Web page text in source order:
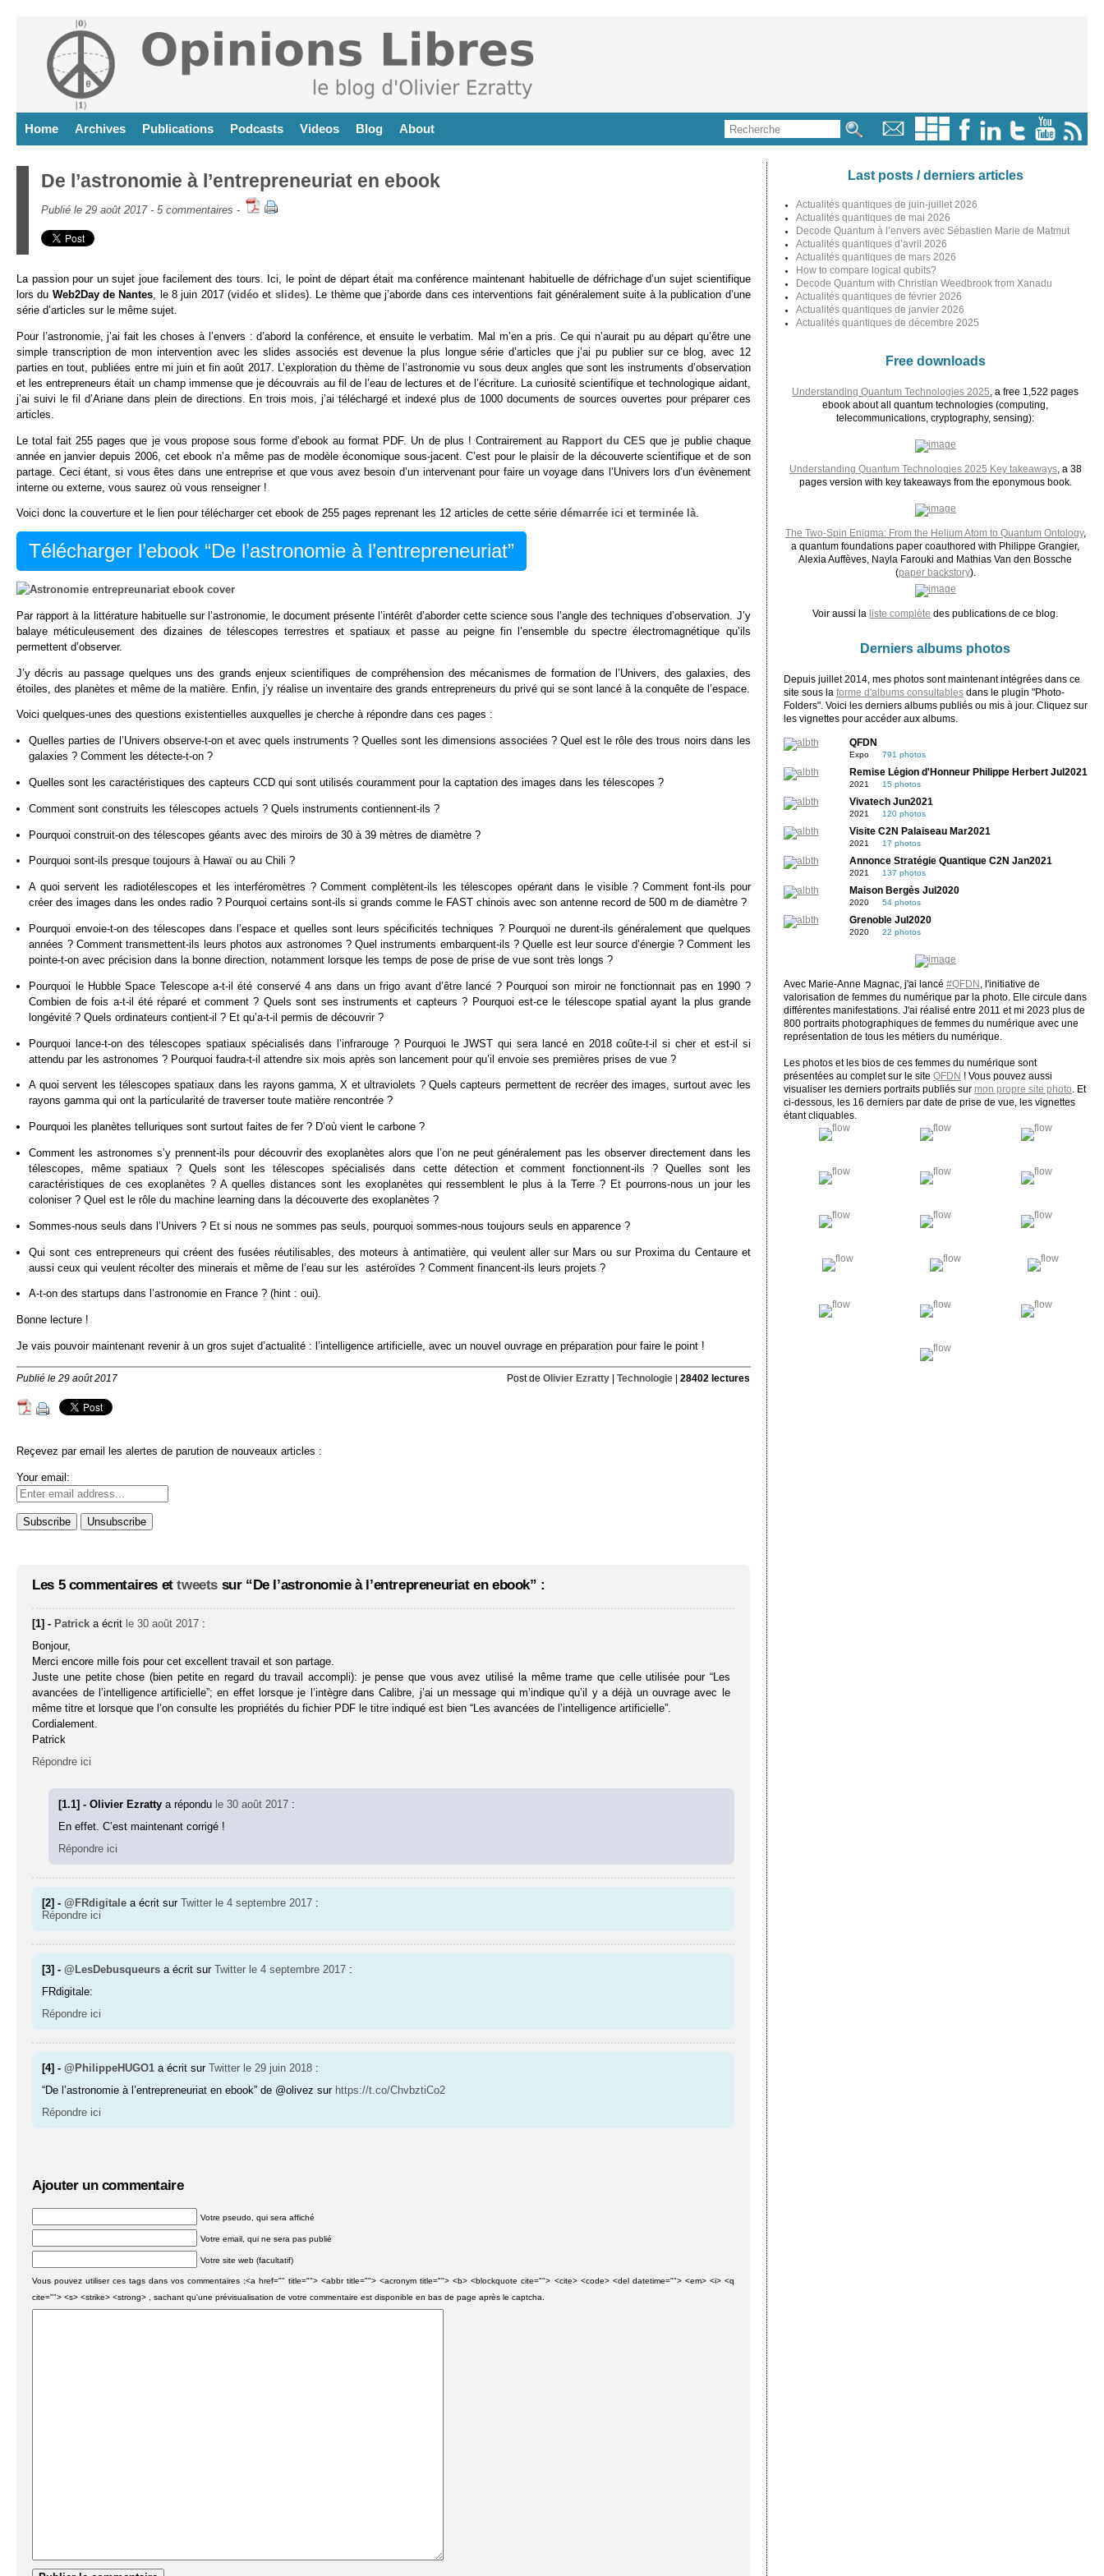
Home Archives Publications Podcasts Videos Blog About
De l’astronomie à l’entrepreneuriat en ebook
Publié le 29 août 2017 - 5 commentaires -
La passion pour un sujet joue facilement des tours. Ici, le point de départ était ma conférence maintenant habituelle de défrichage d’un sujet scientifique
lors du Web2Day de Nantes, le 8 juin 2017 (vidéo et slides). Le thème que j’aborde dans ces interventions fait généralement suite à la publication d’une
série d’articles sur le même sujet.
Pour l’astronomie, j’ai fait les choses à l’envers : d’abord la conférence, et ensuite le verbatim. Mal m’en a pris. Ce qui n’aurait pu au départ qu’être une
simple transcription de mon intervention avec les slides associés est devenue la plus longue série d’articles que j’ai pu publier sur ce blog, avec 12
parties en tout, publiées entre mi juin et fin août 2017. L’exploration du thème de l’astronomie vu sous deux angles que sont les instruments d’observation
et les entrepreneurs était un champ immense que je découvrais au fil de l’eau de lectures et de l’écriture. La curiosité scientifique et technologique aidant,
j’ai suivi le fil d’Ariane dans plein de directions. En trois mois, j’ai téléchargé et indexé plus de 1000 documents de sources ouvertes pour préparer ces
articles.
Le total fait 255 pages que je vous propose sous forme d’ebook au format PDF. Un de plus ! Contrairement au Rapport du CESque je publie chaque
année en janvier depuis 2006, cet ebook n’a même pas de modèle économique sous-jacent. C’est pour le plaisir de la découverte scientifique et de son
partage. Ceci étant, si vous êtes dans une entreprise et que vous avez besoin d’un intervenant pour faire un voyage dans l’Univers lors d’un évènement
interne ou externe, vous saurez où vous renseigner !
Voici donc la couverture et le lien pour télécharger cet ebook de 255 pages reprenant les 12 articles de cette série démarrée ici et terminée là.
Télécharger l’ebook “De l’astronomie à l’entrepreneuriat”
Par rapport à la littérature habituelle sur l’astronomie, le document présente l’intérêt d’aborder cette science sous l’angle des techniques d’observation. J’y
balaye méticuleusement des dizaines de télescopes terrestres et spatiaux et passe au peigne fin l’ensemble du spectre électromagnétique qu’ils
permettent d’observer.
J’y décris au passage quelques uns des grands enjeux scientifiques de compréhension des mécanismes de formation de l’Univers, des galaxies, des
étoiles, des planètes et même de la matière. Enfin, j’y réalise un inventaire des grands entrepreneurs du privé qui se sont lancé à la conquête de l’espace.
Voici quelques-unes des questions existentielles auxquelles je cherche à répondre dans ces pages :
Quelles parties de l’Univers observe-t-on et avec quels instruments ? Quelles sont les dimensions associées ? Quel est le rôle des trous noirs dans les
galaxies ? Comment les détecte-t-on ?
Quelles sont les caractéristiques des capteurs CCD qui sont utilisés couramment pour la captation des images dans les télescopes ?
Comment sont construits les télescopes actuels ? Quels instruments contiennent-ils ?
Pourquoi construit-on des télescopes géants avec des miroirs de 30 à 39 mètres de diamètre ?
Pourquoi sont-ils presque toujours à Hawaï ou au Chili ?
A quoi servent les radiotélescopes et les interféromètres ? Comment complètent-ils les télescopes opérant dans le visible ? Comment font-ils pour
créer des images dans les ondes radio ? Pourquoi certains sont-ils si grands comme le FAST chinois avec son antenne record de 500 m de diamètre ?
Pourquoi envoie-t-on des télescopes dans l’espace et quelles sont leurs spécificités techniques ? Pourquoi ne durent-ils généralement que quelques
années ? Comment transmettent-ils leurs photos aux astronomes ? Quel instruments embarquent-ils ? Quelle est leur source d’énergie ? Comment les
pointe-t-on avec précision dans la bonne direction, notamment lorsque les temps de pose de prise de vue sont très longs ?
Pourquoi le Hubble Space Telescope a-t-il été conservé 4 ans dans un frigo avant d’être lancé ? Pourquoi son miroir ne fonctionnait pas en 1990 ?
Combien de fois a-t-il été réparé et comment ? Quels sont ses instruments et capteurs ? Pourquoi est-ce le télescope spatial ayant la plus grande
longévité ? Quels ordinateurs contient-il ? Et qu’a-t-il permis de découvrir ?
Pourquoi lance-t-on des télescopes spatiaux spécialisés dans l’infrarouge ? Pourquoi le JWST qui sera lancé en 2018 coûte-t-il si cher et est-il si
attendu par les astronomes ? Pourquoi faudra-t-il attendre six mois après son lancement pour qu’il envoie ses premières prises de vue ?
A quoi servent les télescopes spatiaux dans les rayons gamma, X et ultraviolets ? Quels capteurs permettent de recréer des images, surtout avec les
rayons gamma qui ont la particularité de traverser toute matière rencontrée ?
Pourquoi les planètes telluriques sont surtout faites de fer ? D’où vient le carbone ?
Comment les astronomes s’y prennent-ils pour découvrir des exoplanètes alors que l’on ne peut généralement pas les observer directement dans les
télescopes, même spatiaux ? Quels sont les télescopes spécialisés dans cette détection et comment fonctionnent-ils ? Quelles sont les
caractéristiques de ces exoplanètes ? A quelles distances sont les exoplanètes qui ressemblent le plus à la Terre ? Et pourrons-nous un jour les
coloniser ? Quel est le rôle du machine learning dans la découverte des exoplanètes ?
Sommes-nous seuls dans l’Univers ? Et si nous ne sommes pas seuls, pourquoi sommes-nous toujours seuls en apparence ?
Qui sont ces entrepreneurs qui créent des fusées réutilisables, des moteurs à antimatière, qui veulent aller sur Mars ou sur Proxima du Centaure et
aussi ceux qui veulent récolter des minerais et même de l’eau sur les astéroïdes ? Comment financent-ils leurs projets ?
A-t-on des startups dans l’astronomie en France ? (hint : oui).
Bonne lecture !
Je vais pouvoir maintenant revenir à un gros sujet d’actualité : l’intelligence artificielle, avec un nouvel ouvrage en préparation pour faire le point !
Publié le 29 août 2017 Post de Olivier Ezratty| Technologie| 28402 lectures
Reçevez par email les alertes de parution de nouveaux articles :
Your email:
Les 5 commentaires ettweets sur “De l’astronomie à l’entrepreneuriat en ebook” :
[1] - Patrick a écrit le 30 août 2017 :
Bonjour,
Merci encore mille fois pour cet excellent travail et son partage.
Juste une petite chose (bien petite en regard du travail accompli): je pense que vous avez utilisé la même trame que celle utilisée pour “Les
avancées de l’intelligence artificielle”; en effet lorsque je l’intègre dans Calibre, j’ai un message qui m’indique qu’il y a déjà un ouvrage avec le
même titre et lorsque que l’on consulte les propriétés du fichier PDF le titre indiqué est bien “Les avancées de l’intelligence artificielle”.
Cordialement.
Patrick
Répondre ici
[1.1] - Olivier Ezrattya répondu le 30 août 2017 :
En effet. C’est maintenant corrigé !
Répondre ici
[2] -@FRdigitale a écrit surTwitter le 4 septembre 2017 :
Répondre ici
[3] -@LesDebusqueurs a écrit surTwitter le 4 septembre 2017 :
FRdigitale:
Répondre ici
[4] -@PhilippeHUGO1 a écrit surTwitter le 29 juin 2018 :
“De l’astronomie à l’entrepreneuriat en ebook” de @olivez sur https://t.co/ChvbztiCo2
Répondre ici
Ajouter un commentaire
Votre pseudo, qui sera affiché
Votre email, qui ne sera pas publié
Votre site web (facultatif)
Vous pouvez utiliser ces tags dans vos commentaires :<a href="" title=""> <abbr title=""> <acronym title=""> <b> <blockquote cite=""> <cite> <code> <del datetime=""> <em> <i> <q
cite=""> <s> <strike> <strong> , sachant qu'une prévisualisation de votre commentaire est disponible en bas de page après le captcha.
Last posts / derniers articles
Actualités quantiques de juin-juillet 2026
Actualités quantiques de mai 2026
Decode Quantum à l’envers avec Sébastien Marie de Matmut
Actualités quantiques d’avril 2026
Actualités quantiques de mars 2026
How to compare logical qubits?
Decode Quantum with Christian Weedbrook from Xanadu
Actualités quantiques de février 2026
Actualités quantiques de janvier 2026
Actualités quantiques de décembre 2025
Free downloads
Understanding Quantum Technologies 2025 , a free 1,522 pages
ebook about all quantum technologies (computing,
telecommunications, cryptography, sensing):
Understanding Quantum Technologies 2025 Key takeaways, a 38
pages version with key takeaways from the eponymous book.
The Two-Spin Enigma: From the Helium Atom to Quantum Ontology,
a quantum foundations paper coauthored with Philippe Grangier,
Alexia Auffèves, Nayla Farouki and Mathias Van den Bossche
(paper backstory).
Voir aussi la liste complète des publications de ce blog.
Derniers albums photos
Depuis juillet 2014, mes photos sont maintenant intégrées dans ce
site sous la forme d'albums consultablesdans le plugin "Photo-
Folders". Voici les derniers albums publiés ou mis à jour. Cliquez sur
les vignettes pour accéder aux albums.
QFDN
Expo 791 photos
Remise Légion d'Honneur Philippe Herbert Jul2021
2021 15 photos
Vivatech Jun2021
2021 120 photos
Visite C2N Palaiseau Mar2021
2021 17 photos
Annonce Stratégie Quantique C2N Jan2021
2021 137 photos
Maison Bergès Jul2020
2020 54 photos
Grenoble Jul2020
2020 22 photos
Avec Marie-Anne Magnac, j'ai lancé #QFDN
, l'initiative de
valorisation de femmes du numérique par la photo. Elle circule dans
différentes manifestations. J'ai réalisé entre 2011 et mi 2023 plus de
800 portraits photographiques de femmes du numérique avec une
représentation de tous les métiers du numérique.
Les photos et les bios de ces femmes du numérique sont
présentées au complet sur le site QFDN ! Vous pouvez aussi
visualiser les derniers portraits publiés sur mon propre site photo . Et
ci-dessous, les 16 derniers par date de prise de vue, les vignettes
étant cliquables.